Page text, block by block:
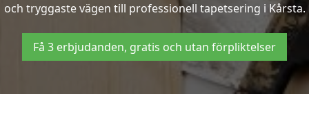
och tryggaste vägen till professionell tapetsering i Kårsta.
Få 3 erbjudanden, gratis och utan förpliktelser